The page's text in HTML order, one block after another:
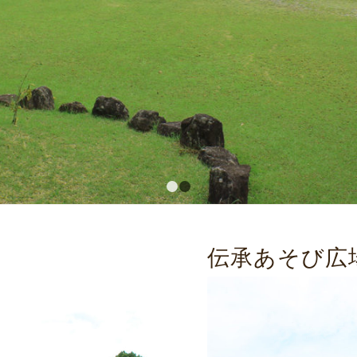
1 2
伝承あそび広